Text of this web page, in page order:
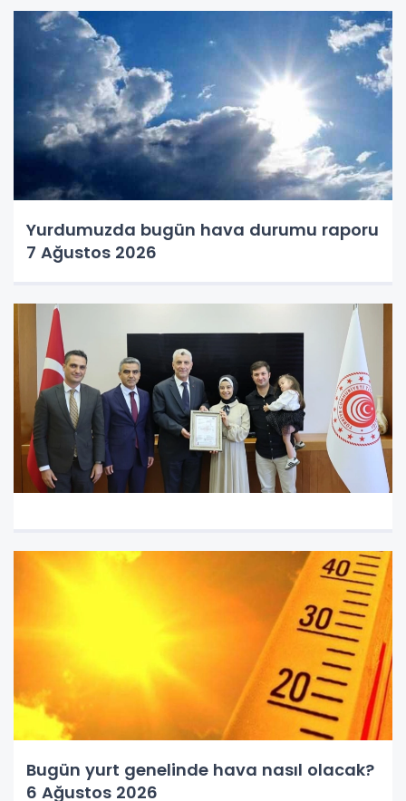
Yurdumuzda bugün hava durumu raporu
7 Ağustos 2026
Bugün yurt genelinde hava nasıl olacak?
6 Ağustos 2026